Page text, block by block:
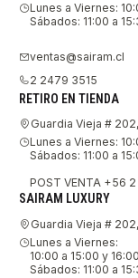
Lunes a Viernes:
Sábados: 11:00 a
ventas@sairam.cl
2 2479 3515
RETIRO EN TIENDA
Guardia Vieja #
Lunes a Viernes:
Sábados: 11:00 a
POST VENTA +56
SAIRAM LUXURY
Guardia Vieja #
Lunes a Viernes:
10:00 a 15:00 y
Sábados: 11:00 a